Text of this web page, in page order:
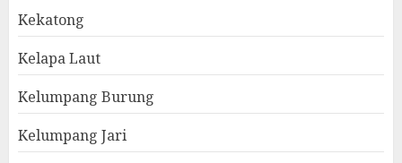
Kekatong
Kelapa Laut
Kelumpang Burung
Kelumpang Jari